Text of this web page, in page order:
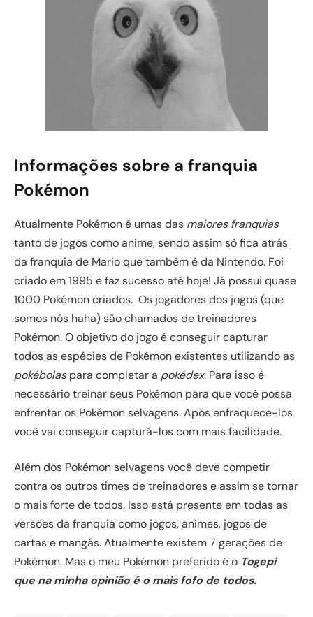
Informações sobre a franquia
Pokémon
Atualmente Pokémon é umas das maiores franquias
tanto de jogos como anime, sendo assim só fica atrás
da franquia de Mario que também é da Nintendo. Foi
criado em 1995 e faz sucesso até hoje! Já possui quase
1000 Pokémon criados. Os jogadores dos jogos (que
somos nós haha) são chamados de treinadores
Pokémon. O objetivo do jogo é conseguir capturar
todos as espécies de Pokémon existentes utilizando as
pokébolaspara completar a pokédex. Para isso é
necessário treinar seus Pokémon para que você possa
enfrentar os Pokémon selvagens. Após enfraquece-los
você vai conseguir capturá-los com mais facilidade.
Além dos Pokémon selvagens você deve competir
contra os outros times de treinadores e assim se tornar
o mais forte de todos. Isso está presente em todas as
versões da franquia como jogos, animes, jogos de
cartas e mangás. Atualmente existem 7 gerações de
Pokémon. Mas o meu Pokémon preferido é o Togepi
que na minha opinião é o mais fofo de todos.